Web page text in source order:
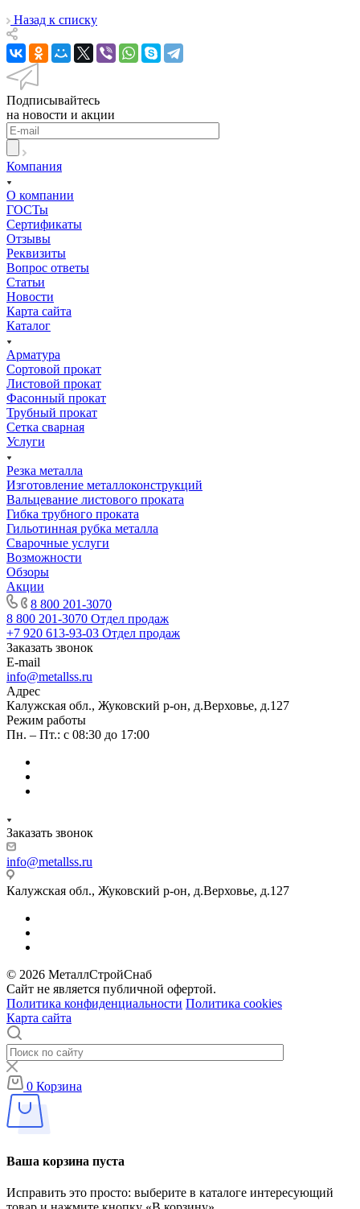
Назад к списку
Подписывайтесь
на новости и акции
Компания
О компании
ГОСТы
Сертификаты
Отзывы
Реквизиты
Вопрос ответы
Статьи
Новости
Карта сайта
Каталог
Арматура
Сортовой прокат
Листовой прокат
Фасонный прокат
Трубный прокат
Сетка сварная
Услуги
Резка металла
Изготовление металлоконструкций
Вальцевание листового проката
Гибка трубного проката
Гильотинная рубка металла
Сварочные услуги
Возможности
Обзоры
Акции
8 800 201-3070
8 800 201-3070 Отдел продаж
+7 920 613-93-03 Отдел продаж
Заказать звонок
E-mail
info@metallss.ru
Адрес
Калужская обл., Жуковский р-он, д.Верховье, д.127
Режим работы
Пн. – Пт.: с 08:30 до 17:00
Заказать звонок
info@metallss.ru
Калужская обл., Жуковский р-он, д.Верховье, д.127
© 2026 МеталлСтройСнаб
Сайт не является публичной офертой.
Политика конфиденциальности Политика cookies
Карта сайта
0 Корзина
Ваша корзина пуста
Исправить это просто: выберите в каталоге интересующий